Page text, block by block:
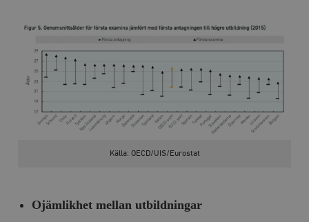
Källa: OECD/UIS/Eurostat
Ojämlikhet mellan utbildningar